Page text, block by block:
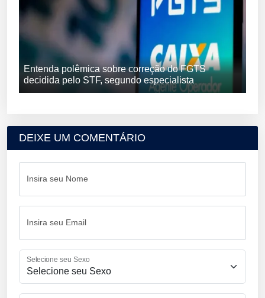
Entenda polêmica sobre correção do FGTS
decidida pelo STF, segundo especialista
DEIXE UM COMENTÁRIO
Insira seu Nome
Insira seu Email
Selecione seu Sexo